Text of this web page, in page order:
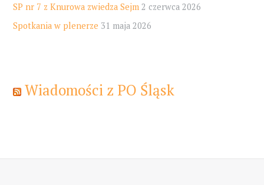
SP nr 7 z Knurowa zwiedza Sejm 2 czerwca 2026
Spotkania w plenerze 31 maja 2026
Wiadomości z PO Śląsk